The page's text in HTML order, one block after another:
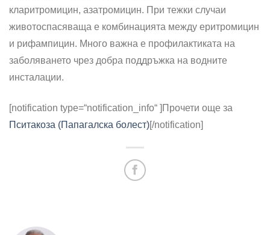
кларитромицин, азатромицин. При тежки случаи
животоспасяваща е комбинацията между еритромицин
и рифампицин. Много важна е профилактиката на
заболяването чрез добра поддръжка на водните
инсталации.
[notification type=“notification_info“ ] Прочети още за
Пситакоза (Папагалска болест)[/notification]